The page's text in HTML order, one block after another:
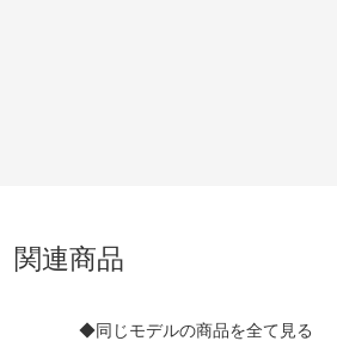
関連商品
◆同じモデルの商品を全て見る